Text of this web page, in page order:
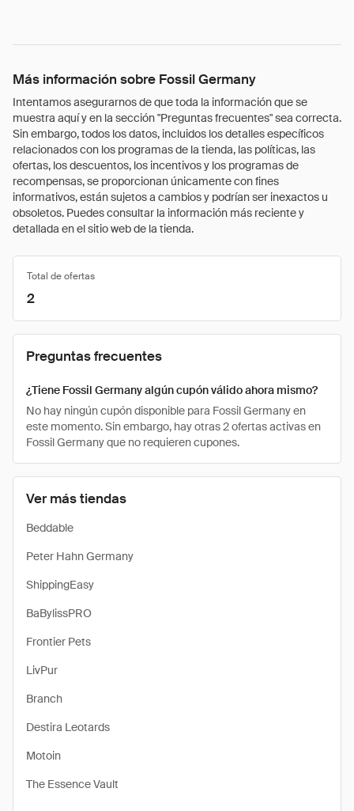
Más información sobre Fossil Germany
Intentamos asegurarnos de que toda la información que se
muestra aquí y en la sección "Preguntas frecuentes" sea correcta.
Sin embargo, todos los datos, incluidos los detalles específicos
relacionados con los programas de la tienda, las políticas, las
ofertas, los descuentos, los incentivos y los programas de
recompensas, se proporcionan únicamente con fines
informativos, están sujetos a cambios y podrían ser inexactos u
obsoletos. Puedes consultar la información más reciente y
detallada en el sitio web de la tienda.
Ver más tiendas
Beddable
Peter Hahn Germany
ShippingEasy
BaBylissPRO
Frontier Pets
LivPur
Branch
Destira Leotards
Motoin
The Essence Vault
Total de ofertas
2
Preguntas frecuentes
¿Tiene Fossil Germany algún cupón válido ahora mismo?
No hay ningún cupón disponible para Fossil Germany en
este momento. Sin embargo, hay otras 2 ofertas activas en
Fossil Germany que no requieren cupones.